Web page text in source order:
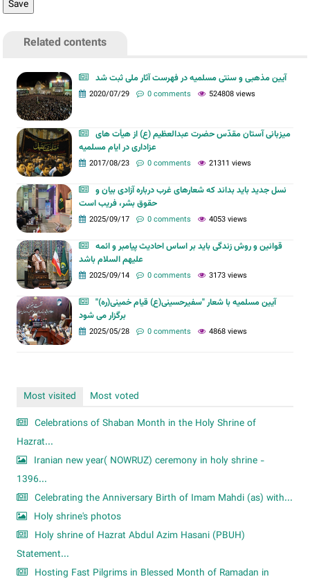
Related contents
آیین مذهبی و سنتی مسلمیه در فهرست آثار ملی ثبت شد
2020/07/29 0 comments 524808 views
میزبانی آستان مقدّس حضرت عبدالعظیم (ع) از هیأت های
عزاداری در ایام مسلمیه
2017/08/23 0 comments 21311 views
نسل جدید باید بداند که شعارهای غرب درباره آزادی بیان و
حقوق بشر، فریب است
2025/09/17 0 comments 4053 views
قوانین و روش زندگی باید بر اساس احادیث پیامبر و ائمه
علیهم السلام باشد
2025/09/14 0 comments 3173 views
آیین مسلمیه با شعار "سفیرحسینی(ع) قیام خمینی(ره)"
برگزار می شود
2025/05/28 0 comments 4868 views
Most visited
Most voted
Celebrations of Shaban Month in the Holy Shrine of
Hazrat...
Iranian new year( NOWRUZ) ceremony in holy shrine -
1396...
Celebrating the Anniversary Birth of Imam Mahdi (as) with...
Holy shrine's photos
Holy shrine of Hazrat Abdul Azim Hasani (PBUH)
Statement...
Hosting Fast Pilgrims in Blessed Month of Ramadan in